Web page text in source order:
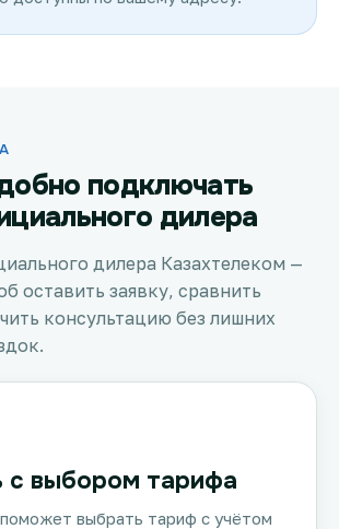
подключать
дилера
дилера Казахтелеком —
оставить заявку, сравнить
консультацию без лишних
выбором тарифа
выбрать тариф с учётом